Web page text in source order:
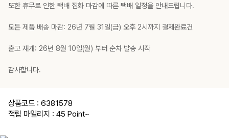
또한 휴무로 인한 택배 집화 마감에 따른 택배 일정을 안내드립니다.
모든 제품 배송 마감: 26년 7월 31일(금) 오후 2시까지 결제완료건
출고 재개: 26년 8월 10일(월) 부터 순차 발송 시작
감사합니다.
상품코드 : 6381578
적립 마일리지 : 45 Point~